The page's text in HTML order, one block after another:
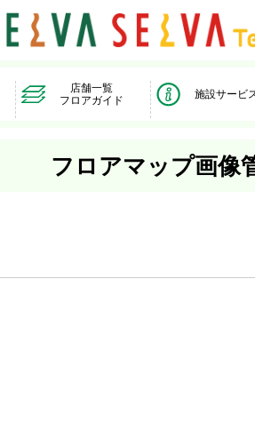
店舗一覧
フロアガイド
施設サービ
フロアマップ画像